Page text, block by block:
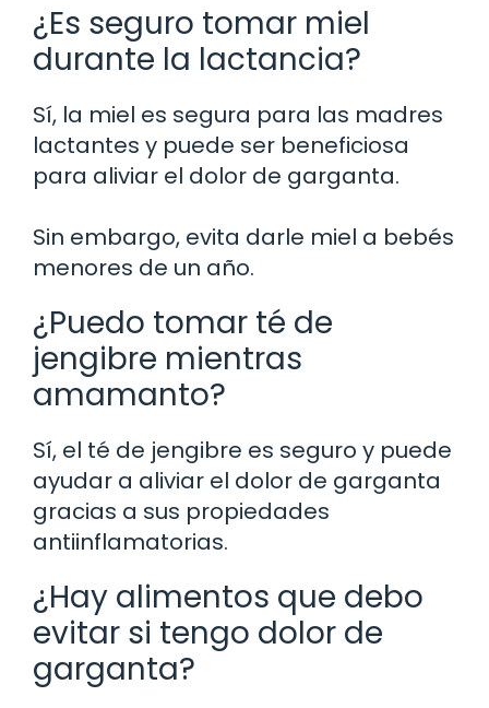
¿Es seguro tomar miel
durante la lactancia?
Sí, la miel es segura para las madres
lactantes y puede ser beneficiosa
para aliviar el dolor de garganta.
Sin embargo, evita darle miel a bebés
menores de un año.
¿Puedo tomar té de
jengibre mientras
amamanto?
Sí, el té de jengibre es seguro y puede
ayudar a aliviar el dolor de garganta
gracias a sus propiedades
antiinflamatorias.
¿Hay alimentos que debo
evitar si tengo dolor de
garganta?